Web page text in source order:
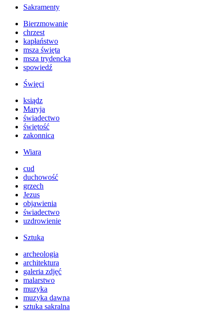
Sakramenty
Bierzmowanie
chrzest
kapłaństwo
msza święta
msza trydencka
spowiedź
Święci
ksiądz
Maryja
świadectwo
świętość
zakonnica
Wiara
cud
duchowość
grzech
Jezus
objawienia
świadectwo
uzdrowienie
Sztuka
archeologia
architektura
galeria zdjęć
malarstwo
muzyka
muzyka dawna
sztuka sakralna